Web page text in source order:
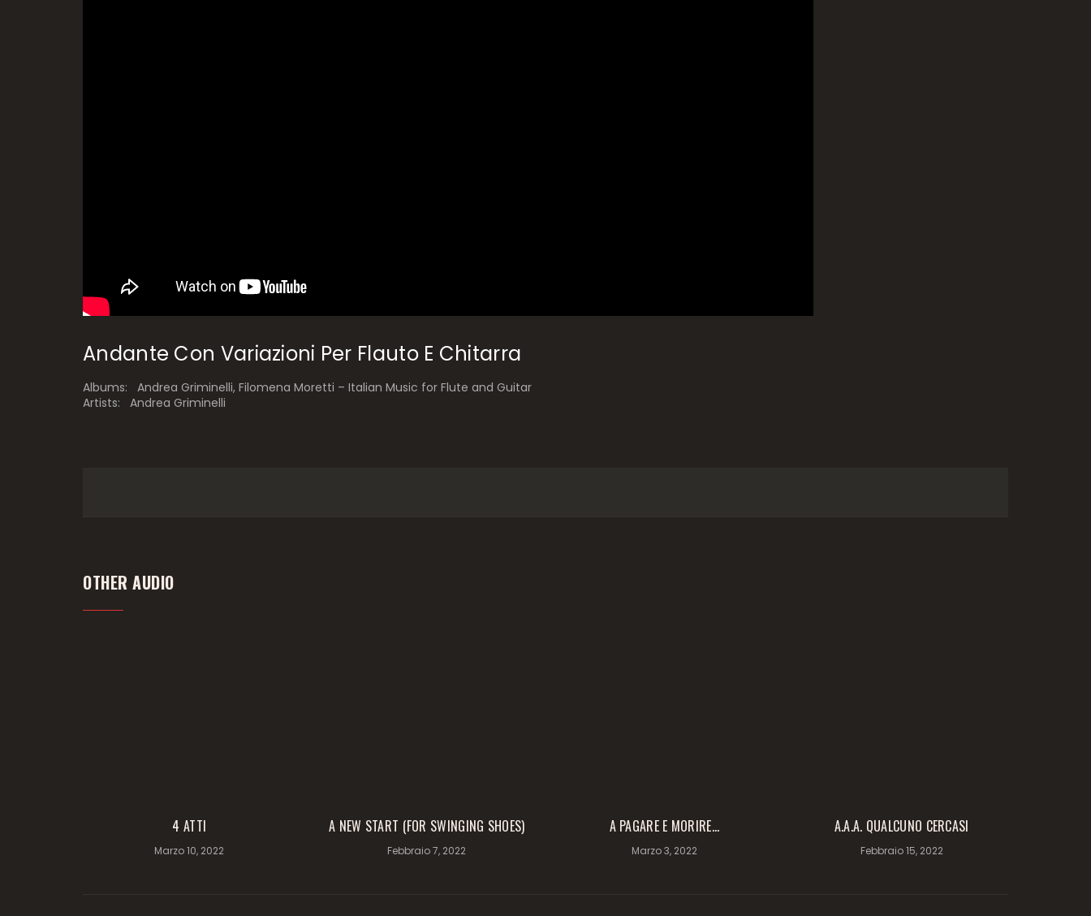
Andante Con Variazioni Per Flauto E Chitarra
Albums: Andrea Griminelli, Filomena Moretti – Italian Music for Flute and Guitar
Artists: Andrea Griminelli
OTHER AUDIO
4 ATTI
Marzo 10, 2022
A NEW START (FOR SWINGING SHOES)
Febbraio 7, 2022
A PAGARE E MORIRE…
Marzo 3, 2022
A.A.A. QUALCUNO CERCASI
Febbraio 15, 2022